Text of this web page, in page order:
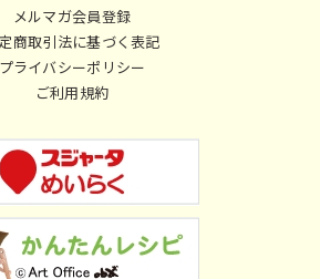
メルマガ会員登録
商取引法に基づく表記
プライバシーポリシー
ご利用規約